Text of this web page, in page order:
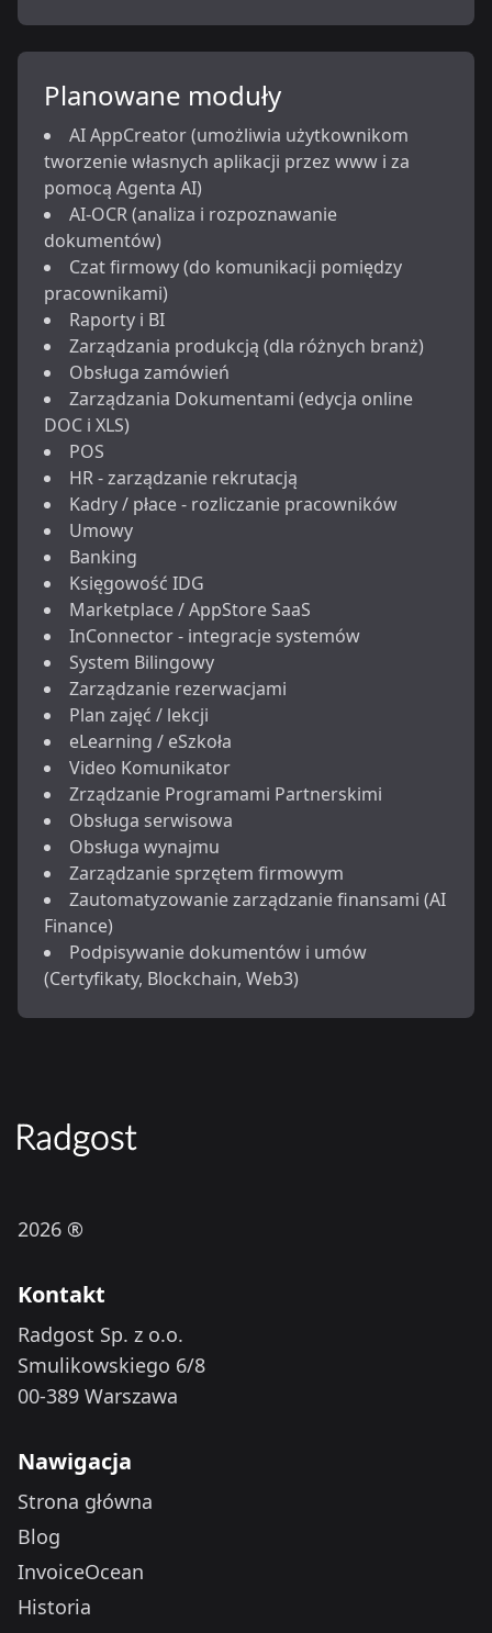
Planowane moduły
AI AppCreator (umożliwia użytkownikom
tworzenie własnych aplikacji przez www i za
pomocą Agenta AI)
AI-OCR (analiza i rozpoznawanie
dokumentów)
Czat firmowy (do komunikacji pomiędzy
pracownikami)
Raporty i BI
Zarządzania produkcją (dla różnych branż)
Obsługa zamówień
Zarządzania Dokumentami (edycja online
DOC i XLS)
POS
HR - zarządzanie rekrutacją
Kadry / płace - rozliczanie pracowników
Umowy
Banking
Księgowość IDG
Marketplace / AppStore SaaS
InConnector - integracje systemów
System Bilingowy
Zarządzanie rezerwacjami
Plan zajęć / lekcji
eLearning / eSzkoła
Video Komunikator
Zrządzanie Programami Partnerskimi
Obsługa serwisowa
Obsługa wynajmu
Zarządzanie sprzętem firmowym
Zautomatyzowanie zarządzanie finansami (AI
Finance)
Podpisywanie dokumentów i umów
(Certyfikaty, Blockchain, Web3)
2026 ®
Kontakt
Radgost Sp. z o.o.
Smulikowskiego 6/8
00-389 Warszawa
Nawigacja
Strona główna
Blog
InvoiceOcean
Historia